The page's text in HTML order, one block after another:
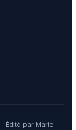
Édité par Marie